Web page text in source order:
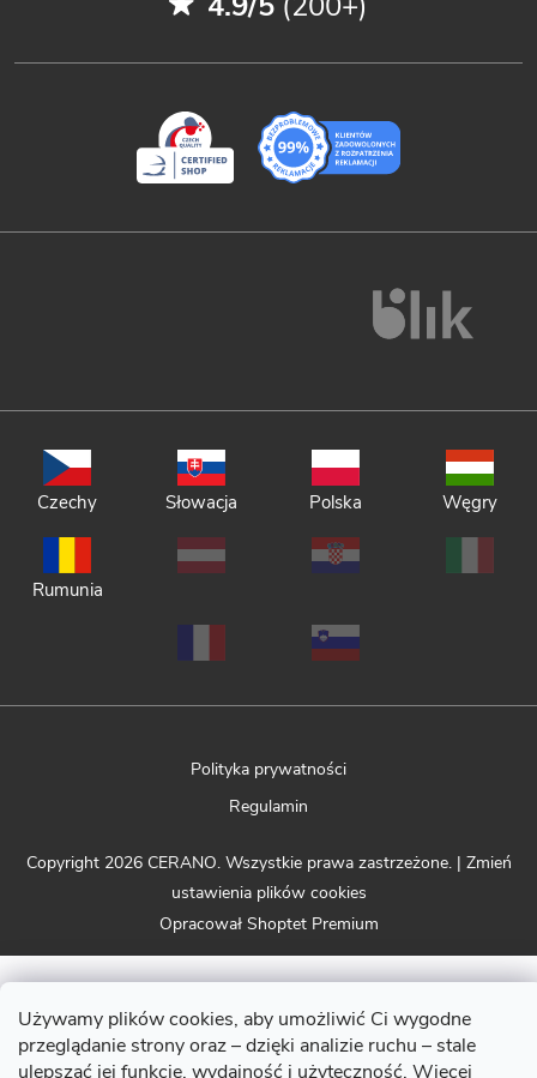
Używamy plików cookies, aby umożliwić Ci wygodne
przeglądanie strony oraz – dzięki analizie ruchu – stale
ulepszać jej funkcje, wydajność i użyteczność. Więcej
Czechy Słowacja Polska Węgry
Rumunia
Polityka prywatności
Regulamin
Opracował Shoptet Premium
Copyright 2026 CERANO. Wszystkie prawa zastrzeżone. | Zmień
ustawienia plików cookies